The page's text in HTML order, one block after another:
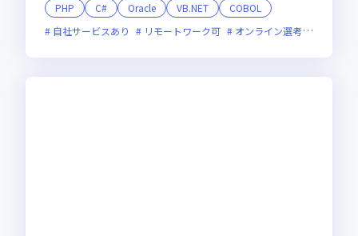
PHP
C# Oracle VB.NET
COBOL
自社サービスあり
リモートワーク可 オンライン選考可